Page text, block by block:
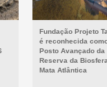
Fundação Projeto
é reconhecida
Posto Avançado da
Reserva da
Mata Atlântica